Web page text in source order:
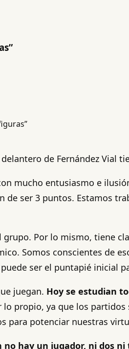
de Fernández Vial
mucho entusiasmo e
de ser 3 puntos. Estamos
Por lo mismo, tiene
Somos conscientes de
ser el puntapié inicial
juegan. Hoy se estudian
propio, ya que los
para potenciar nuestras
hay un jugador, ni dos